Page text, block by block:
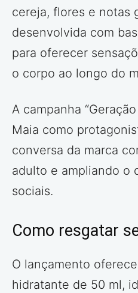
cereja, flores e notas
desenvolvida com
para oferecer
o corpo ao longo do
A campanha
Maia como
conversa da marca
adulto e ampliando o
sociais.
Como resgatar
O lançamento
hidratante de 50 ml,